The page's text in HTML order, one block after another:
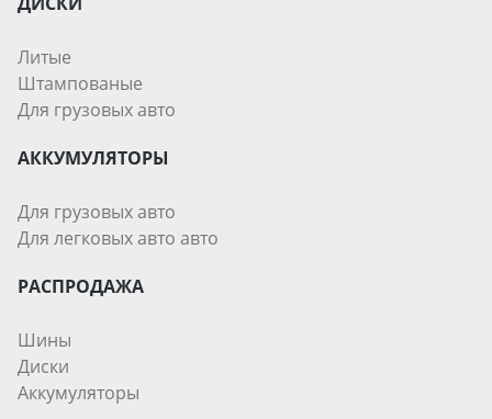
Литые
Штампованые
Для грузовых авто
АККУМУЛЯТОРЫ
Для грузовых авто
Для легковых авто авто
РАСПРОДАЖА
Шины
Диски
Аккумуляторы